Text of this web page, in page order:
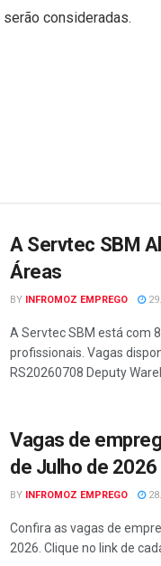
consideradas.
A Servtec SBM
Áreas
BY INFROMOZ EMPREGO
A Servtec SBM está com
profissionais. Vagas
RS20260708 Deputy
Vagas de
de Julho de 2026
BY INFROMOZ EMPREGO
Confira as vagas de
2026. Clique no link de